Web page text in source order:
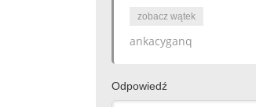
zobacz wątek
ankacyganq
Odpowiedź